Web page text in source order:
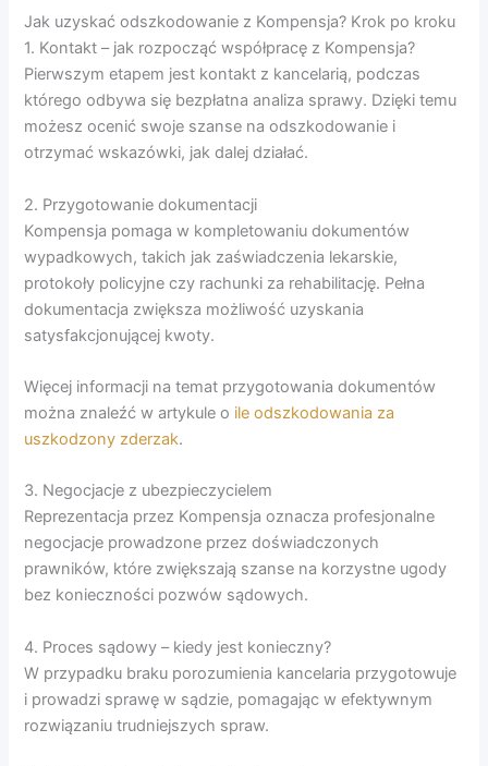
Jak uzyskać odszkodowanie z Kompensja? Krok po kroku
1. Kontakt – jak rozpocząć współpracę z Kompensja?
Pierwszym etapem jest kontakt z kancelarią, podczas
którego odbywa się bezpłatna analiza sprawy. Dzięki temu
możesz ocenić swoje szanse na odszkodowanie i
otrzymać wskazówki, jak dalej działać.
2. Przygotowanie dokumentacji
Kompensja pomaga w kompletowaniu dokumentów
wypadkowych, takich jak zaświadczenia lekarskie,
protokoły policyjne czy rachunki za rehabilitację. Pełna
dokumentacja zwiększa możliwość uzyskania
satysfakcjonującej kwoty.
Więcej informacji na temat przygotowania dokumentów
można znaleźć w artykule o ile odszkodowania za
uszkodzony zderzak.
3. Negocjacje z ubezpieczycielem
Reprezentacja przez Kompensja oznacza profesjonalne
negocjacje prowadzone przez doświadczonych
prawników, które zwiększają szanse na korzystne ugody
bez konieczności pozwów sądowych.
4. Proces sądowy – kiedy jest konieczny?
W przypadku braku porozumienia kancelaria przygotowuje
i prowadzi sprawę w sądzie, pomagając w efektywnym
rozwiązaniu trudniejszych spraw.